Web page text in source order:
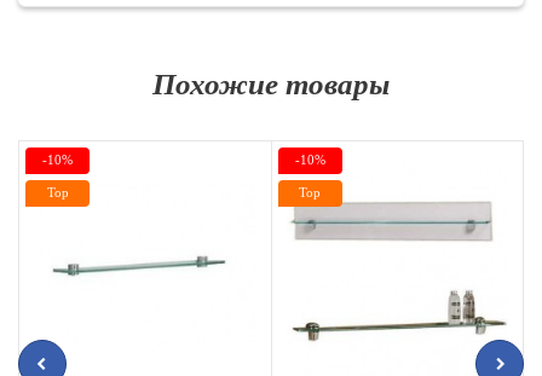
Похожие товары
-10%
Top
-10%
Top